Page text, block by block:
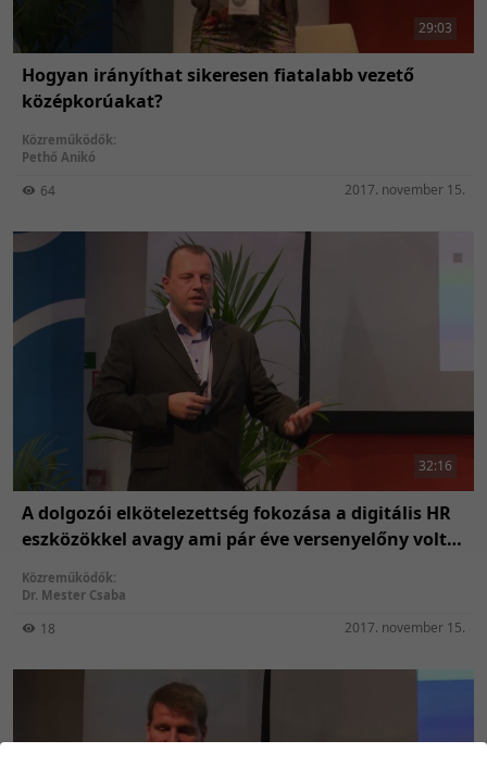
29:03
Hogyan irányíthat sikeresen fiatalabb vezető
középkorúakat?
Közreműködők:
Pethő Anikó
64 2017. november 15.
32:16
A dolgozói elkötelezettség fokozása a digitális HR
eszközökkel avagy ami pár éve versenyelőny volt,
Közreműködők:
Dr. Mester Csaba
18 2017. november 15.